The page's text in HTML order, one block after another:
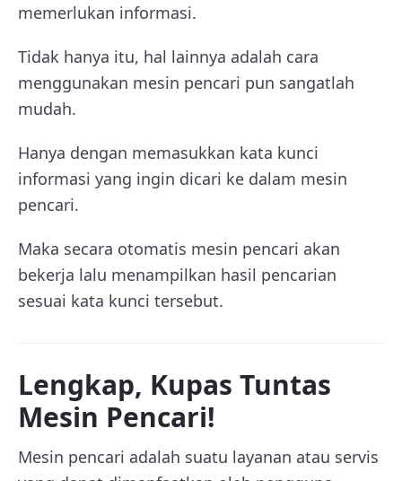
memerlukan informasi.
Tidak hanya itu, hal lainnya adalah cara
menggunakan mesin pencari pun sangatlah
mudah.
Hanya dengan memasukkan kata kunci
informasi yang ingin dicari ke dalam mesin
pencari.
Maka secara otomatis mesin pencari akan
bekerja lalu menampilkan hasil pencarian
sesuai kata kunci tersebut.
Lengkap, Kupas Tuntas
Mesin Pencari!
Mesin pencari adalah suatu layanan atau servis